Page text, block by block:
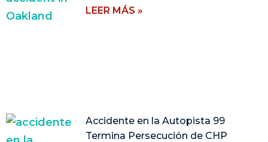
LEER MÁS »
Accidente en la Autopista 99
Termina Persecución de CHP